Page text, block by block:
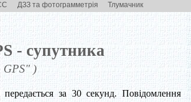
ДЗЗ та фотограмметрія Тлумачник
- супутника
GPS" )
за 30 секунд. Повідомлення